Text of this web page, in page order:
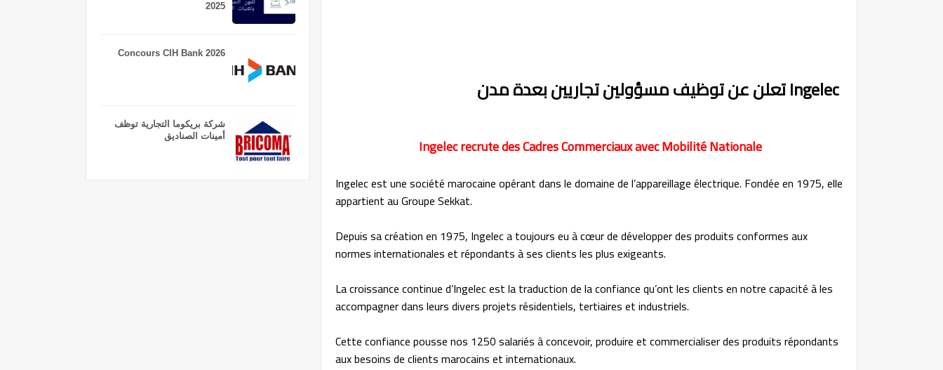
Ingelec recrute des Cadres Commerciaux avec Mobilité Nationale
Ingelec est une société marocaine opérant dans le domaine de l’appareillage électrique. Fondée en 1975, elle
appartient au Groupe Sekkat.
Depuis sa création en 1975, Ingelec a toujours eu à cœur de développer des produits conformes aux
normes internationales et répondants à ses clients les plus exigeants.
La croissance continue d’Ingelec est la traduction de la confiance qu’ont les clients en notre capacité à les
accompagner dans leurs divers projets résidentiels, tertiaires et industriels.
Cette confiance pousse nos 1250 salariés à concevoir, produire et commercialiser des produits répondants
aux besoins de clients marocains et internationaux.
2025
Concours CIH Bank 2026
شركة بريكوما التجارية توظف
أمينات الصناديق